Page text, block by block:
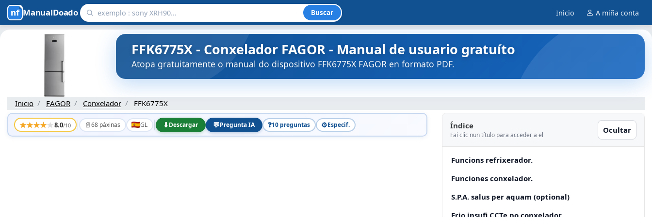
ManualDoado Buscar Inicio A miña conta
FFK6775X - Conxelador FAGOR - Manual de usuario gratuíto
Atopa gratuitamente o manual do dispositivo FFK6775X FAGOR en formato PDF.
Inicio FAGOR Conxelador FFK6775X
★★★★★8.0/10 📄68 páxinas GL ⬇Descargar 💬Pregunta IA ❓10 preguntas ⚙️Especif. Índice
Fai clic nun título para acceder a el
Ocultar
Funcions refrixerador.
Funciones conxelador.
S.P.A. salus per aquam (optional)